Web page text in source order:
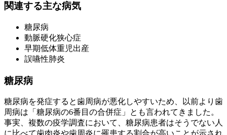
関連する主な病気
糖尿病
動脈硬化狭心症
早期低体重児出産
誤嚥性肺炎
糖尿病
糖尿病を発症すると歯周病が悪化しやすいため、以前より歯
周病は「糖尿病の6番目の合併症」とも言われてきました。
事実、複数の疫学調査において、糖尿病患者はそうでない人